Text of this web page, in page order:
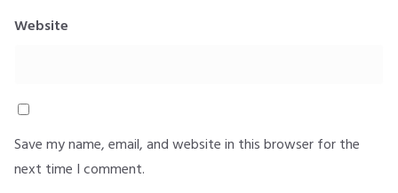
Website
Save my name, email, and website in this browser for the
next time I comment.